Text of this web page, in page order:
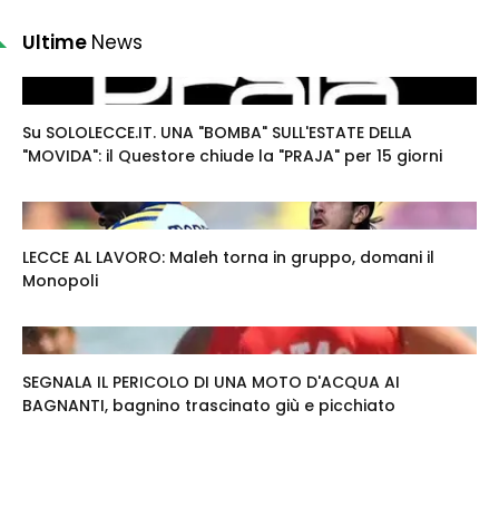
Ultime News
Su SOLOLECCE.IT. UNA "BOMBA" SULL'ESTATE DELLA
"MOVIDA": il Questore chiude la "PRAJA" per 15 giorni
LECCE AL LAVORO: Maleh torna in gruppo, domani il
Monopoli
SEGNALA IL PERICOLO DI UNA MOTO D'ACQUA AI
BAGNANTI, bagnino trascinato giù e picchiato